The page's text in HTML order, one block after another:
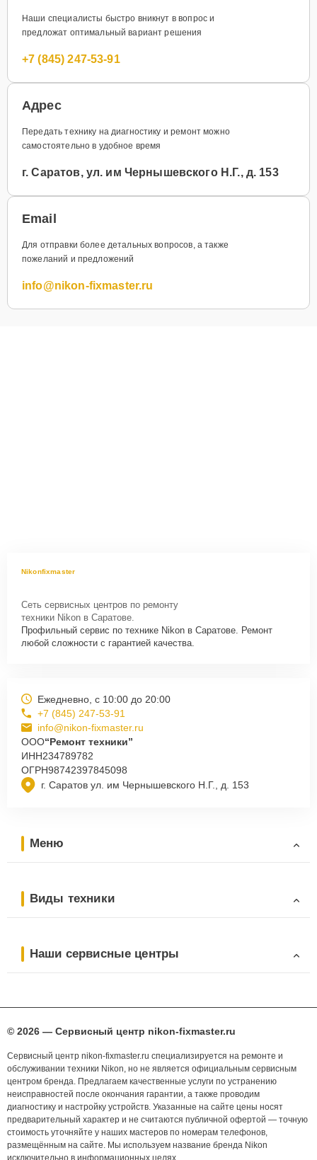
Наши специалисты быстро вникнут в вопрос и
предложат оптимальный вариант решения
+7 (845) 247-53-91
Адрес
Передать технику на диагностику и ремонт можно
самостоятельно в удобное время
г. Саратов, ул. им Чернышевского Н.Г., д. 153
Email
Для отправки более детальных вопросов, а также
пожеланий и предложений
info@nikon-fixmaster.ru
Nikonfixmaster
Сеть сервисных центров по ремонту
техники Nikon в Саратове.
Профильный сервис по технике Nikon в Саратове. Ремонт
любой сложности с гарантией качества.
г. Саратов ул. им Чернышевского Н.Г., д. 153
Ежедневно, с 10:00 до 20:00
+7 (845) 247-53-91
info@nikon-fixmaster.ru
ООО“Ремонт техники”
ИНН234789782
ОГРН98742397845098
Меню
Виды техники
Наши сервисные центры
© 2026 — Сервисный центр nikon-fixmaster.ru
Сервисный центр nikon-fixmaster.ru специализируется на ремонте и
обслуживании техники Nikon, но не является официальным сервисным
центром бренда. Предлагаем качественные услуги по устранению
неисправностей после окончания гарантии, а также проводим
диагностику и настройку устройств. Указанные на сайте цены носят
предварительный характер и не считаются публичной офертой — точную
стоимость уточняйте у наших мастеров по номерам телефонов,
размещённым на сайте. Мы используем название бренда Nikon
исключительно в информационных целях.